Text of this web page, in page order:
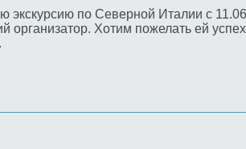
экскурсию по Северной Италии с
организатор. Хотим пожелать ей